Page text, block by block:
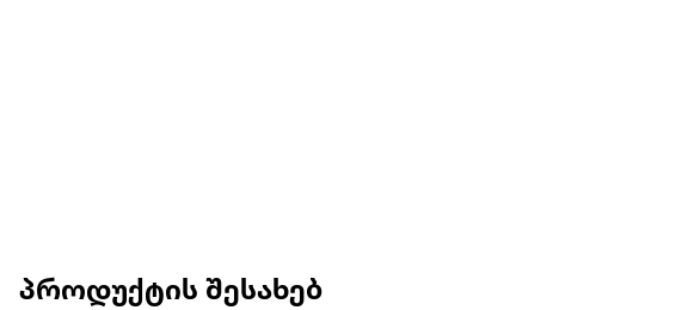
პროდუქტის შესახებ